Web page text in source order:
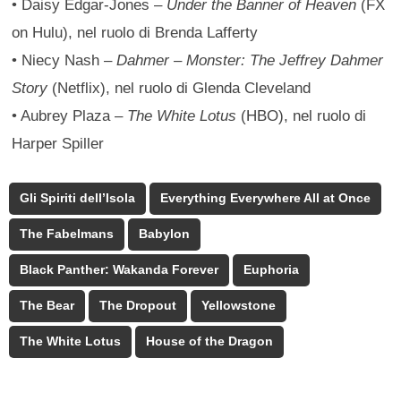
• Daisy Edgar-Jones – Under the Banner of Heaven (FX
on Hulu), nel ruolo di Brenda Lafferty
• Niecy Nash –Dahmer – Monster: The Jeffrey Dahmer
Story (Netflix), nel ruolo di Glenda Cleveland
• Aubrey Plaza – The White Lotus (HBO), nel ruolo di
Harper Spiller
Gli Spiriti dell’Isola Everything Everywhere All at Once
The Fabelmans Babylon
Black Panther: Wakanda Forever Euphoria
The Bear The Dropout Yellowstone
The White Lotus House of the Dragon